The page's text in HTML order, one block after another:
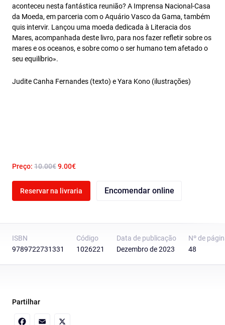
aconteceu nesta fantástica reunião? A Imprensa Nacional-Casa
da Moeda, em parceria com o Aquário Vasco da Gama, também
quis intervir. Lançou uma moeda dedicada à Literacia dos
Mares, acompanhada deste livro, para nos fazer refletir sobre os
mares e os oceanos, e sobre como o ser humano tem afetado o
seu equilíbrio».
Judite Canha Fernandes (texto) e Yara Kono (ilustrações)
Preço: 10.00€9.00€
Reservar na livraria Encomendar online
ISBN
9789722731331
Código
1026221
Data de publicação
Dezembro de 2023
Nº de
48
Partilhar